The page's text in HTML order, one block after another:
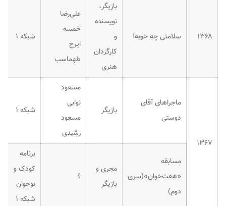
۱۳۶۸ سلامتی چه خوبه!
بازیگر،
نویسنده
و
کارگردان
هنری
علی‌رضا
خمسه
ایرج
طهماسب
شبکه ۱
۱۳۶۷
ماجراهای آقای
دوستی
بازیگر
مسعود
نوابی
مسعود
رشیدی
شبکه ۱
مسابقه
«هفت‌خوان»(سری
دوم)
مجری و
بازیگر
؟
برنامه
کودک و
نوجوان
شبکه ۱